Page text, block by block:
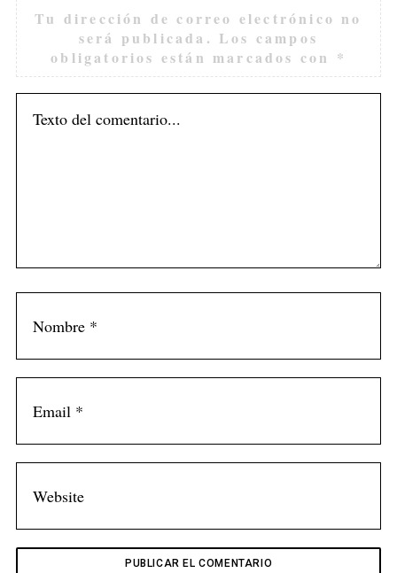
Tu dirección de correo electrónico no
será publicada. Los campos
obligatorios están marcados con *